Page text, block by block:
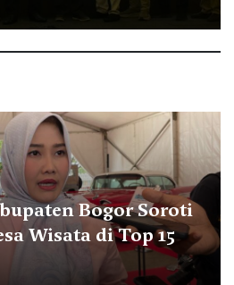
Bogor Soroti
Wisata di Top 15